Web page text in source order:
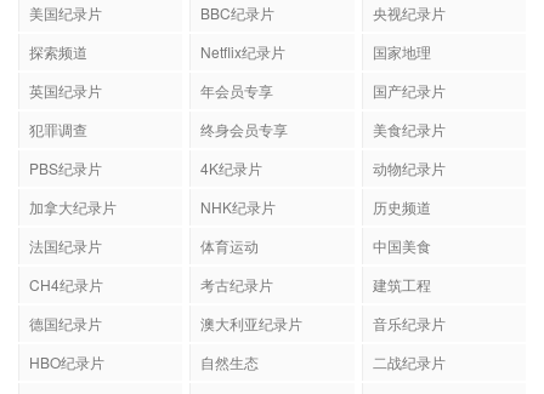
美国纪录片 BBC纪录片
央视纪录片
探索频道
Netflix纪录片
国家地理
英国纪录片
年会员专享
国产纪录片
犯罪调查
终身会员专享
美食纪录片
PBS纪录片
4K纪录片
动物纪录片
加拿大纪录片
NHK纪录片
历史频道
法国纪录片
体育运动
中国美食
CH4纪录片
考古纪录片
建筑工程
德国纪录片
澳大利亚纪录片
音乐纪录片
HBO纪录片
自然生态
二战纪录片